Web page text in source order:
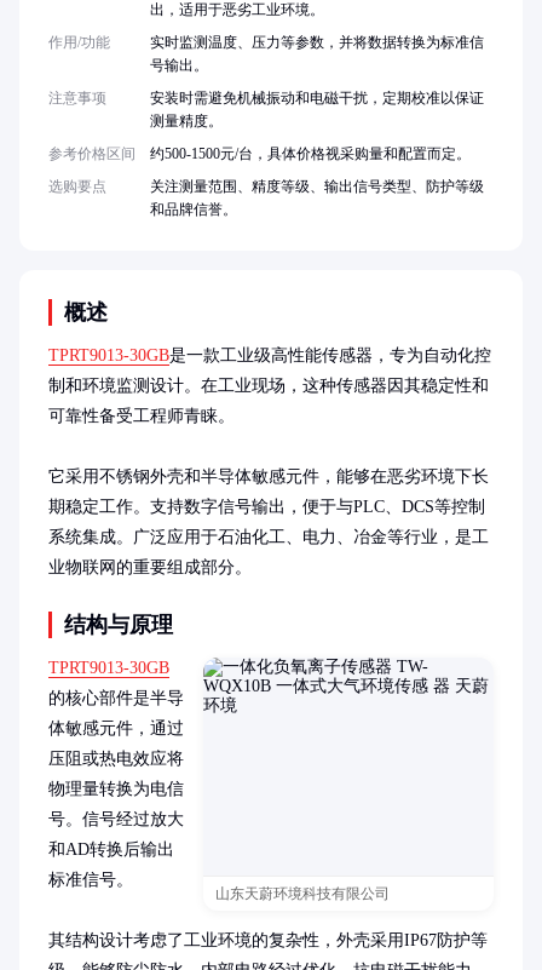
概述
TPRT9013-30GB是一款工业级高性能传感器，专为自动化控
制和环境监测设计。在工业现场，这种传感器因其稳定性和
可靠性备受工程师青睐。
它采用不锈钢外壳和半导体敏感元件，能够在恶劣环境下长
期稳定工作。支持数字信号输出，便于与PLC、DCS等控制
系统集成。广泛应用于石油化工、电力、冶金等行业，是工
业物联网的重要组成部分。
结构与原理
山东天蔚环境科技有限公司
TPRT9013-30GB
的核心部件是半导
体敏感元件，通过
压阻或热电效应将
物理量转换为电信
号。信号经过放大
和AD转换后输出
标准信号。
其结构设计考虑了工业环境的复杂性，外壳采用IP67防护等
出，适用于恶劣工业环境。
作用/功能
实时监测温度、压力等参数，并将数据转换为标准信
号输出。
注意事项
安装时需避免机械振动和电磁干扰，定期校准以保证
测量精度。
参考价格区间
约500-1500元/台，具体价格视采购量和配置而定。
选购要点
关注测量范围、精度等级、输出信号类型、防护等级
和品牌信誉。